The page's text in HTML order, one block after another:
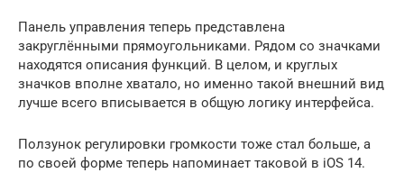
Панель управления теперь представлена
закруглёнными прямоугольниками. Рядом со значками
находятся описания функций. В целом, и круглых
значков вполне хватало, но именно такой внешний вид
лучше всего вписывается в общую логику интерфейса.
Ползунок регулировки громкости тоже стал больше, а
по своей форме теперь напоминает таковой в iOS 14.